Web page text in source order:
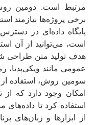
مرتبط است. دومین
برخی پروژه‌ها نیازمند
پایگاه داده‌ای در
است، می‌توانید از آن
هدف تولید متن طراحی
عمومی مانند ویکی‌پدیا،
سومین روش، استفاده
امکان وجود دارد که
استفاده کرد تا داده‌های
از ابزارها و زبان‌های